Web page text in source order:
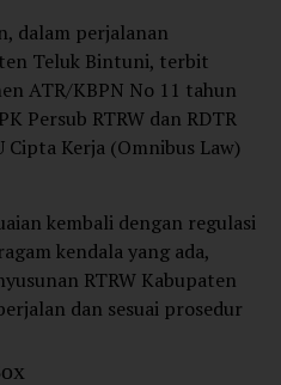
dalam perjalanan
Teluk Bintuni, terbit
ATR/KBPN No 11 tahun
Persub RTRW dan RDTR
Cipta Kerja (Omnibus Law)
kembali dengan regulasi
kendala yang ada,
RTRW Kabupaten
dan sesuai prosedur